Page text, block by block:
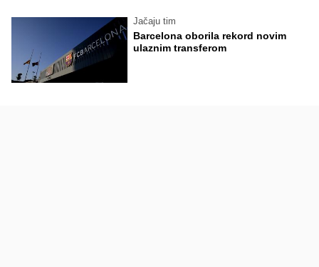
Jačaju tim
Barcelona oborila rekord novim
ulaznim transferom